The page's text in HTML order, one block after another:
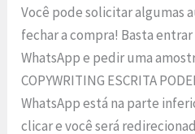
Você pode solicitar algumas
fechar a compra! Basta
WhatsApp e pedir uma
COPYWRITING ESCRITA
WhatsApp está na parte
clicar e você será